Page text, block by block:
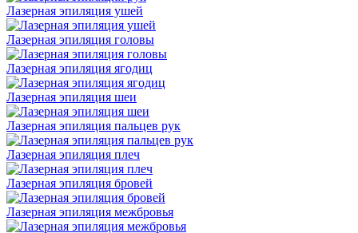
Лазерная эпиляция ушей
Лазерная эпиляция головы
Лазерная эпиляция ягодиц
Лазерная эпиляция шеи
Лазерная эпиляция пальцев рук
Лазерная эпиляция плеч
Лазерная эпиляция бровей
Лазерная эпиляция межбровья